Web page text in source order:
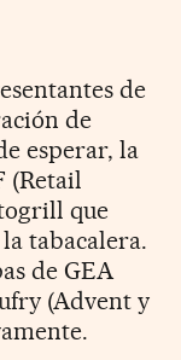
de
de
esperar, la
(Retail
que
tabacalera.
de GEA
(Advent y